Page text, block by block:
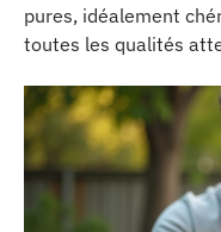
pures, idéalement
toutes les qualités